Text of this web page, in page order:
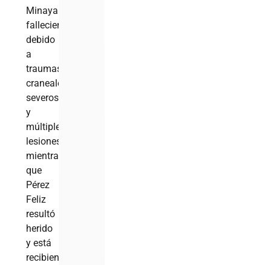
Minaya
fallecieron
debido
a
traumas
craneales
severos
y
múltiples
lesiones,
mientras
que
Pérez
Feliz
resultó
herido
y está
recibiendo